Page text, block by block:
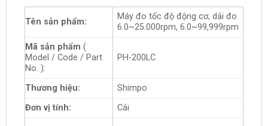
Tên sản phẩm:
Máy đo tốc độ động cơ, dải đo
6.0~25.000rpm, 6.0~99,999rpm
Mã sản phẩm (
Model / Code / Part
No. ):
PH-200LC
Thương hiệu:
Shimpo
Đơn vị tính:
Cái